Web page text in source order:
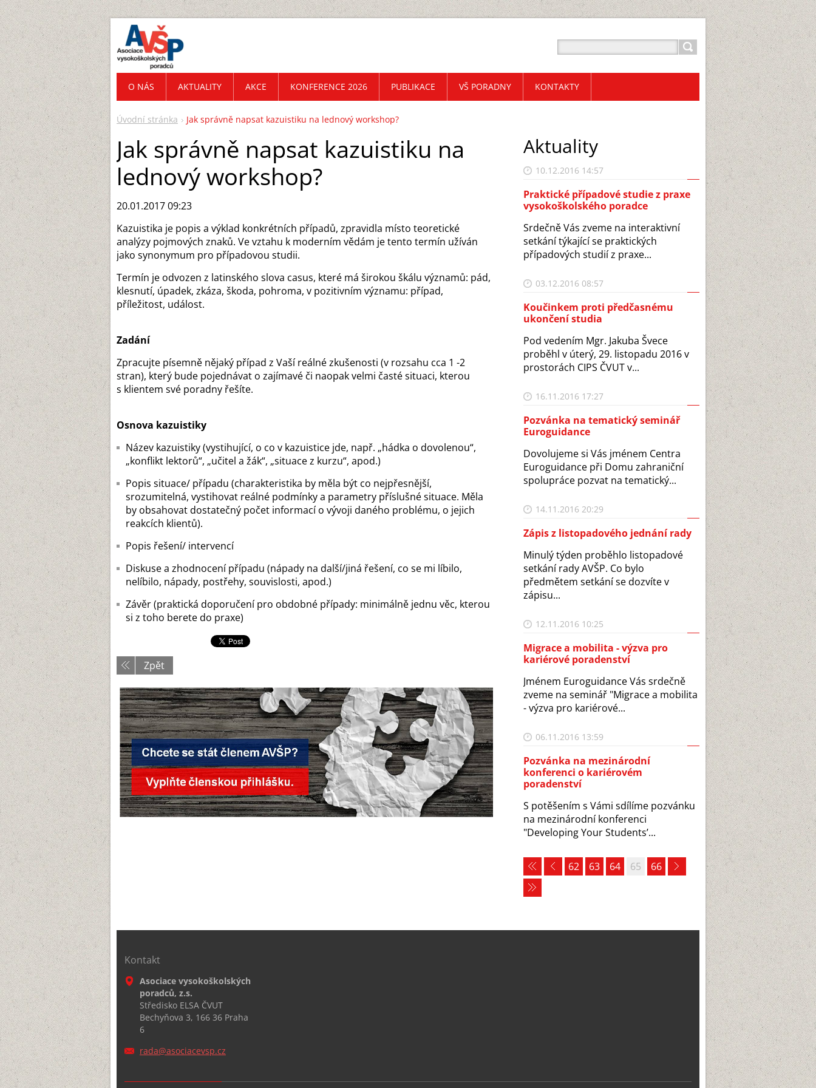
Úvodní stránka Jak správně napsat kazuistiku na lednový workshop?
Jak správně napsat kazuistiku na
lednový workshop?
20.01.2017 09:23
Kazuistika je popis a výklad konkrétních případů, zpravidla místo teoretické
analýzy pojmových znaků. Ve vztahu k moderním vědám je tento termín užíván
jako synonymum pro případovou studii.
Termín je odvozen z latinského slova casus, které má širokou škálu významů: pád,
klesnutí, úpadek, zkáza, škoda, pohroma, v pozitivním významu: případ,
příležitost, událost.
Zadání
Zpracujte písemně nějaký případ z Vaší reálné zkušenosti (v rozsahu cca 1 -2
stran), který bude pojednávat o zajímavé či naopak velmi časté situaci, kterou
s klientem své poradny řešíte.
Osnova kazuistiky
Název kazuistiky (vystihující, o co v kazuistice jde, např. „hádka o dovolenou“,
„konflikt lektorů“, „učitel a žák“, „situace z kurzu“, apod.)
Popis situace/ případu (charakteristika by měla být co nejpřesnější,
srozumitelná, vystihovat reálné podmínky a parametry příslušné situace. Měla
by obsahovat dostatečný počet informací o vývoji daného problému, o jejich
reakcích klientů).
Popis řešení/ intervencí
Diskuse a zhodnocení případu (nápady na další/jiná řešení, co se mi líbilo,
nelíbilo, nápady, postřehy, souvislosti, apod.)
Závěr (praktická doporučení pro obdobné případy: minimálně jednu věc, kterou
si z toho berete do praxe)
Zpět
Aktuality
10.12.2016 14:57
Praktické případové studie z praxe
vysokoškolského poradce
Srdečně Vás zveme na interaktivní
setkání týkající se praktických
případových studií z praxe...
03.12.2016 08:57
Koučinkem proti předčasnému
ukončení studia
Pod vedením Mgr. Jakuba Švece
proběhl v úterý, 29. listopadu 2016 v
prostorách CIPS ČVUT v...
16.11.2016 17:27
Pozvánka na tematický seminář
Euroguidance
Dovolujeme si Vás jménem Centra
Euroguidance při Domu zahraniční
spolupráce pozvat na tematický...
14.11.2016 20:29
Zápis z listopadového jednání rady
Minulý týden proběhlo listopadové
setkání rady AVŠP. Co bylo
předmětem setkání se dozvíte v
zápisu...
12.11.2016 10:25
Migrace a mobilita - výzva pro
kariérové poradenství
Jménem Euroguidance Vás srdečně
zveme na seminář "Migrace a mobilita
- výzva pro kariérové...
06.11.2016 13:59
Pozvánka na mezinárodní
konferenci o kariérovém
poradenství
S potěšením s Vámi sdílíme pozvánku
na mezinárodní konferenci
"Developing Your Students’...
62 63 64 65 66
O NÁS AKTUALITY AKCE KONFERENCE 2026 PUBLIKACE VŠ PORADNY KONTAKTY
Kontakt
Asociace vysokoškolských
poradců, z.s.
Středisko ELSA ČVUT
Bechyňova 3, 166 36 Praha
6
rada@asociacevsp.cz